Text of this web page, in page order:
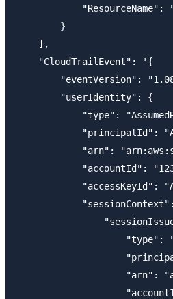
"ResourceName":
        }
    ],
    "CloudTrailEvent": '{
"eventVersion":
        "userIdentity": {
"type":
"principalId":
"arn":
"accountId":
"accessKeyId":
"type":
"arn":